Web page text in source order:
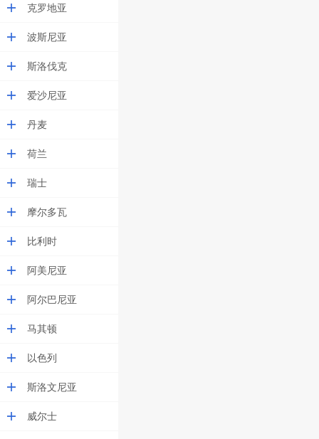
克罗地亚
波斯尼亚
斯洛伐克
爱沙尼亚
丹麦
荷兰
瑞士
摩尔多瓦
比利时
阿美尼亚
阿尔巴尼亚
马其顿
以色列
斯洛文尼亚
威尔士